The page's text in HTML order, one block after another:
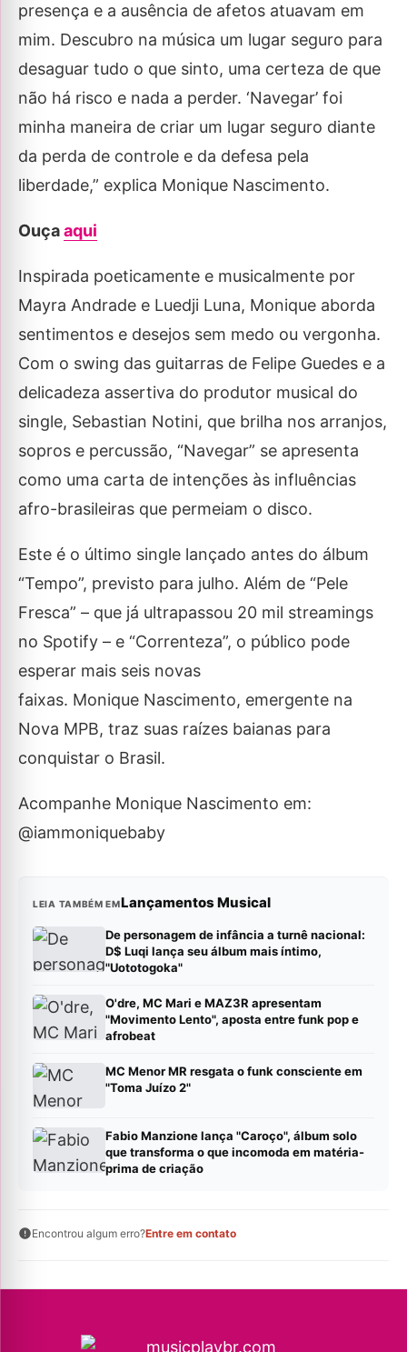
presença e a ausência de afetos atuavam em
mim. Descubro na música um lugar seguro para
desaguar tudo o que sinto, uma certeza de que
não há risco e nada a perder. ‘Navegar’ foi
minha maneira de criar um lugar seguro diante
da perda de controle e da defesa pela
liberdade,” explica Monique Nascimento.
Ouçaaqui
Inspirada poeticamente e musicalmente por
Mayra Andrade e Luedji Luna, Monique aborda
sentimentos e desejos sem medo ou vergonha.
Com o swing das guitarras de Felipe Guedes e a
delicadeza assertiva do produtor musical do
single, Sebastian Notini, que brilha nos arranjos,
sopros e percussão, “Navegar” se apresenta
como uma carta de intenções às influências
afro-brasileiras que permeiam o disco.
Este é o último single lançado antes do álbum
“Tempo”, previsto para julho. Além de “Pele
Fresca” – que já ultrapassou 20 mil streamings
no Spotify – e “Correnteza”, o público pode
esperar mais seis novas
faixas. Monique Nascimento, emergente na
Nova MPB, traz suas raízes baianas para
conquistar o Brasil.
Acompanhe Monique Nascimento em:
@iammoniquebaby
LEIA TAMBÉM EMLançamentos Musical
De personagem de infância a turnê nacional:
D$ Luqi lança seu álbum mais íntimo,
"Uototogoka"
O'dre, MC Mari e MAZ3R apresentam
"Movimento Lento", aposta entre funk pop e
afrobeat
MC Menor MR resgata o funk consciente em
"Toma Juízo 2"
Fabio Manzione lança "Caroço", álbum solo
que transforma o que incomoda em matéria-
prima de criação
Encontrou algum erro?Entre em contato